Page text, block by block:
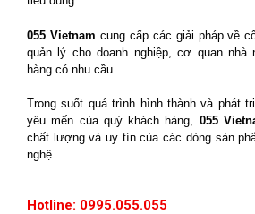
055 Vietnam cung cấp các giải pháp về
quản lý cho doanh nghiệp, cơ quan
hàng có nhu cầu.
Trong suốt quá trình hình thành và phát
yêu mến của quý khách hàng, 055
chất lượng và uy tín của các dòng sản
nghệ.
Hotline: 0995.055.055